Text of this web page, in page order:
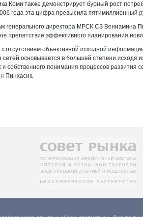
Коми также демонстрирует бурный рост
года эта цифра превысила пятимиллионный
генерального директора МРСК СЗ Вениамина
препятствие эффективного планирования
с отсутствием объективной исходной
сетей основывается в большей степени исходя
и собственного понимания процессов
Пинхасик.